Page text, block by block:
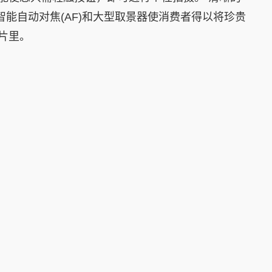
能自动对焦(AF)和大型取景器使消费者得以将珍贵
里。